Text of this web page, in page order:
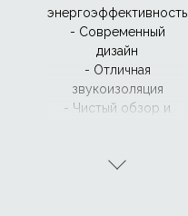
энергоэффективность
- Современный
дизайн
- Отличная
звукоизоляция
- Чистый обзор и